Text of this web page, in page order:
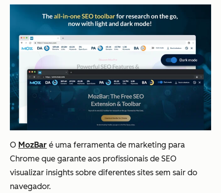
O MozBar é uma ferramenta de marketing para
Chrome que garante aos profissionais de SEO
visualizar insights sobre diferentes sites sem sair do
navegador.